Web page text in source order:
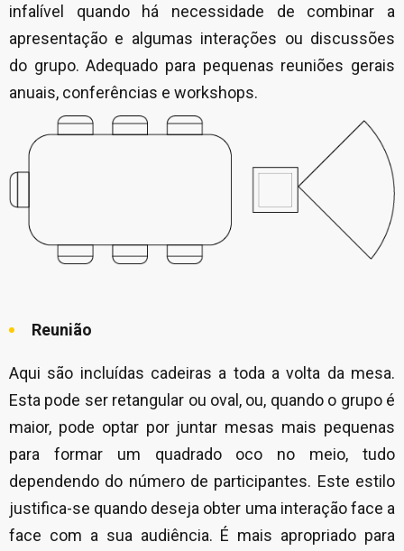
infalível quando há necessidade de combinar a
apresentação e algumas interações ou discussões
do grupo. Adequado para pequenas reuniões gerais
anuais, conferências e workshops.
Reunião
Aqui são incluídas cadeiras a toda a volta da mesa.
Esta pode ser retangular ou oval, ou, quando o grupo é
maior, pode optar por juntar mesas mais pequenas
para formar um quadrado oco no meio, tudo
dependendo do número de participantes. Este estilo
justifica-se quando deseja obter uma interação face a
face com a sua audiência. É mais apropriado para